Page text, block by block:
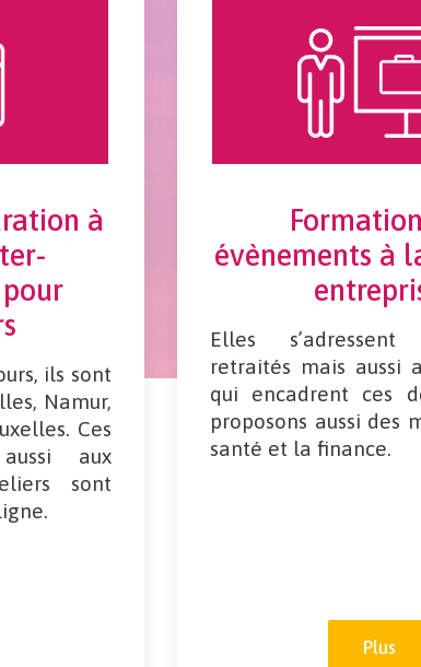
à
ils sont
Namur,
Ces
aux
sont
évènements à
Elles
retraités mais aussi
qui encadrent ces
proposons aussi des
santé et la finance.
Plus